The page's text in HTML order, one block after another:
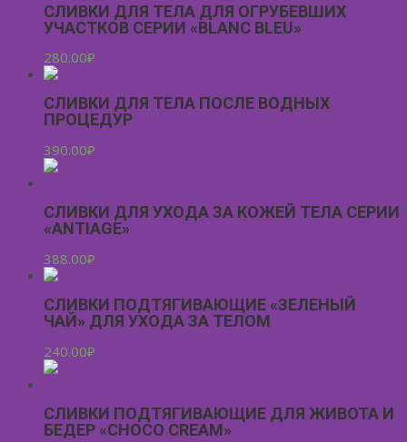
СЛИВКИ ДЛЯ ТЕЛА ДЛЯ ОГРУБЕВШИХ
УЧАСТКОВ СЕРИИ «BLANC BLEU»
280.00₽
СЛИВКИ ДЛЯ ТЕЛА ПОСЛЕ ВОДНЫХ
ПРОЦЕДУР
390.00₽
СЛИВКИ ДЛЯ УХОДА ЗА КОЖЕЙ ТЕЛА СЕРИИ
«ANTIAGE»
388.00₽
СЛИВКИ ПОДТЯГИВАЮЩИЕ «ЗЕЛЕНЫЙ
ЧАЙ» ДЛЯ УХОДА ЗА ТЕЛОМ
240.00₽
СЛИВКИ ПОДТЯГИВАЮЩИЕ ДЛЯ ЖИВОТА И
БЕДЕР «CHOCO CREAM»